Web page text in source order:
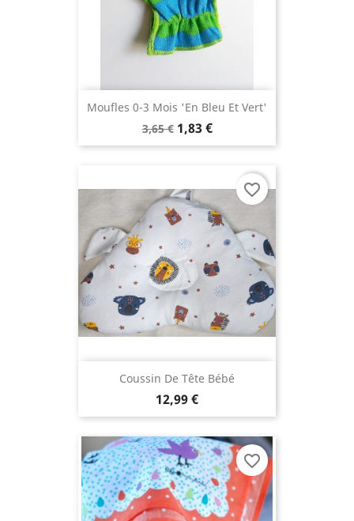
Moufles 0-3 Mois 'en Bleu Et Vert'
3,65 € 1,83 €
Coussin De Tête Bébé
12,99 €
favorite_border
favorite_border